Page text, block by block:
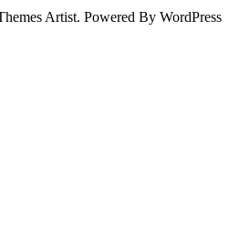
By Themes Artist. Powered By